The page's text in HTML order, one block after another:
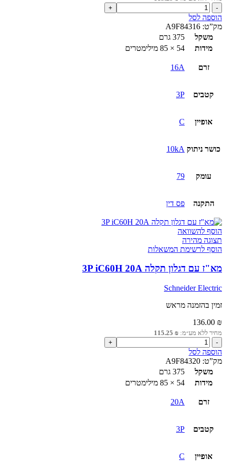
כמות
של
מא"ז
עם
דגלון
תקלה
iC60H
הוספה לסל
מק”ט: A9F84316
משקל
375 גרם
מידות
54 × 85 מילימטרים
זרם 16A
קטבים 3P
אופיין C
כושר ניתוק 10kA
עומק 79
התקנה פס דין
הוסף להשוואה
תצוגה מהירה
הוסף לרשימת המשאלות
מא"ז עם דגלון תקלה 3P iC60H 20A
Schneider Electric
זמין בהזמנה מראש
136.00 ₪
מחיר ללא מע״מ: 115.25 ₪
כמות
של
מא"ז
עם
דגלון
תקלה
iC60H
הוספה לסל
מק”ט: A9F84320
משקל
375 גרם
מידות
54 × 85 מילימטרים
זרם 20A
קטבים 3P
אופיין C